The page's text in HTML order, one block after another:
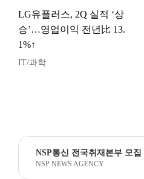
LG유플러스, 2Q 실적 ‘상
승’…영업이익 전년比 13.
1%↑
IT/과학
NSP통신 전국취재본부 모집
NSP NEWS AGENCY